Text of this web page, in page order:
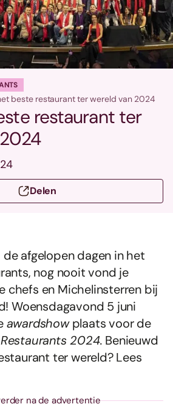
beste restaurant ter wereld van 2024
restaurant ter
Delen
afgelopen dagen in het
nog nooit vond je
chefs en Michelinsterren bij
Woensdagavond 5 juni
awardshowplaats voor de
2024. Benieuwd
ter wereld? Lees
na de advertentie